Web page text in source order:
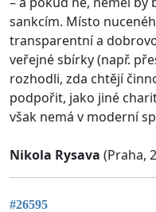
sankcím. Místo
transparentní a
veřejné sbírky (např.
rozhodli, zda chtějí
podpořit, jako jiné
však nemá v moderní
Nikola Rysava (Praha,
#26595